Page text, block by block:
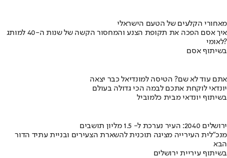
מאחורי הקלעים של הטעם הישראלי
איך אסם הפכה את תקופת הצנע והמחסור הקשה של שנות ה-40 למותג
לאומי?
בשיתוף אסם
אתם עוד לא שם? הטיסה למונדיאל כבר יצאה
יונדאי לוקחת אתכם לבמה הכי גדולה בעולם
בשיתוף יונדאי מבית כלמוביל
ירושלים 2040: העיר נערכת ל- 1.5 מליון תושבים
מנכ"לית העירייה מציגה תוכנית להשארת הצעירים ובניית עתיד הדור
הבא
בשיתוף עיריית ירושלים